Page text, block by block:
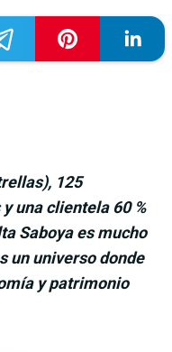
125
una clientela 60 %
Saboya es mucho
un universo donde
y patrimonio